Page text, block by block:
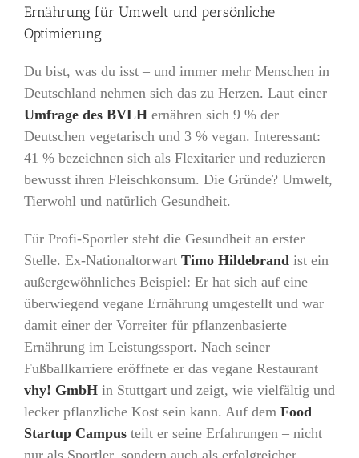
Ernährung für Umwelt und persönliche
Optimierung
Du bist, was du isst – und immer mehr Menschen in
Deutschland nehmen sich das zu Herzen. Laut einer
Umfrage des BVLH ernähren sich 9 % der
Deutschen vegetarisch und 3 % vegan. Interessant:
41 % bezeichnen sich als Flexitarier und reduzieren
bewusst ihren Fleischkonsum. Die Gründe? Umwelt,
Tierwohl und natürlich Gesundheit.
Für Profi-Sportler steht die Gesundheit an erster
Stelle. Ex-Nationaltorwart Timo Hildebrand ist ein
außergewöhnliches Beispiel: Er hat sich auf eine
überwiegend vegane Ernährung umgestellt und war
damit einer der Vorreiter für pflanzenbasierte
Ernährung im Leistungssport. Nach seiner
Fußballkarriere eröffnete er das vegane Restaurant
vhy! GmbH in Stuttgart und zeigt, wie vielfältig und
lecker pflanzliche Kost sein kann. Auf dem Food
Startup Campus teilt er seine Erfahrungen – nicht
nur als Sportler, sondern auch als erfolgreicher